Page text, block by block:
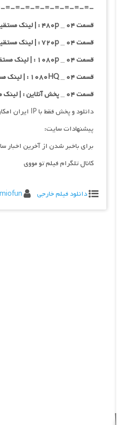
=-=-=-=-=-=-=-=-=-
قسمت ۰۴ _ ۴۸۰p : | لینک مستقیم |
قسمت ۰۴ _ ۷۲۰p : | لینک مستقیم |
قسمت ۰۴ _ ۱۰۸۰p : | لینک مستقیم |
قسمت ۰۴ _ ۱۰۸۰HQ : | لینک مستقیم |
قسمت ۰۴ _ پخش آنلاین : | لینک مستقیم |
دانلود و پخش فقط با IP ایران امکان پذیر هست
پیشنهادات سایت:
برای باخبر شدن از آخرین اخبار
کانال تلگرام فیلم تو مووی
دانلود فیلم خارجی miofun